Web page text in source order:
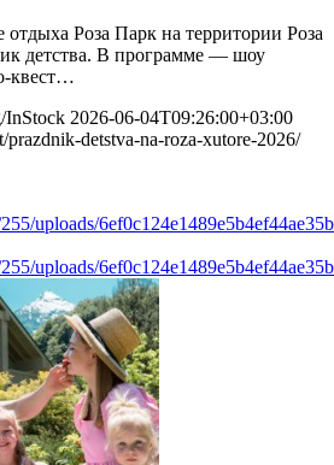
Роза Парк на территории Роза
детства. В программе — шоу
квест…
InStock 2026-06-04T09:26:00+03:00
prazdnik-detstva-na-roza-xutore-2026/
uploads/
uploads/